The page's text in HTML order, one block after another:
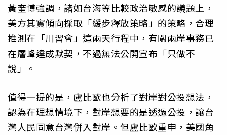
黃奎博強調，諸如台海等比較政治敏感的議題上，
美方其實傾向採取「緩步釋放策略」的策略，合理
推測在「川習會」這兩天行程中，有關兩岸事務已
在層峰達成默契，不過無法公開宣布「只做不
說」。
值得一提的是，盧比歐也分析了對岸對公投想法，
認為在理想情境下，對岸想要的是透過公投，讓台
灣人民同意台灣併入對岸。但盧比歐重申，美國角